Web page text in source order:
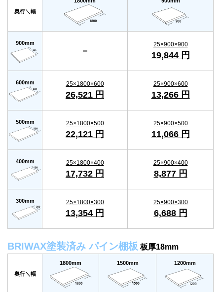
奥行＼幅
900mm
－
25×900×900
19,844 円
600mm 25×1800×600
26,521 円
25×900×600
13,266 円
500mm 25×1800×500
22,121 円
25×900×500
11,066 円
400mm 25×1800×400
17,732 円
25×900×400
8,877 円
300mm 25×1800×300
13,354 円
25×900×300
6,688 円
BRIWAX塗装済み パイン棚板 板厚18mm
奥行＼幅
1800mm 1500mm 1200mm